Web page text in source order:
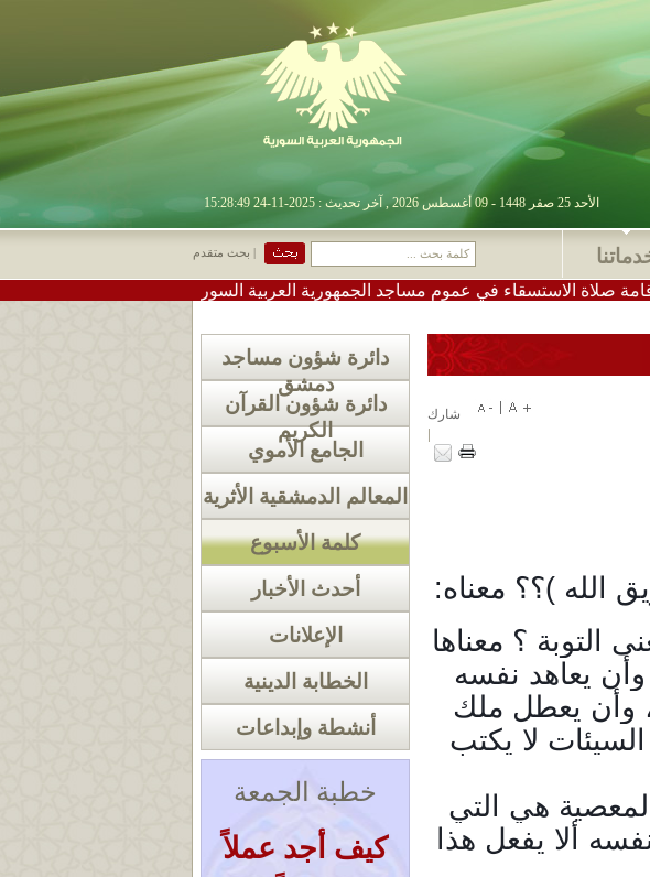
الأحد 25 صفر 1448 - 09 أغسطس 2026 , آخر تحديث : 2025-11-24 15:28:49
| بحث متقدم
• في عموم مساجد الجمهورية العربية السورية
دائرة شؤون مساجد
دمشق
دائرة شؤون القرآن
الكريم
الجامع الأموي
المعالم الدمشقية الأثرية
كلمة الأسبوع
أحدث الأخبار
الإعلانات
الخطابة الدينية
أنشطة وإبداعات
خطبة الجمعة
كيف أجد عملاً
شارك
|
الله )؟؟ معناه:
التوبة ؟ معناها
يعاهد نفسه
وأن يعطل ملك
لا يكتب
هي التي
ألا يفعل هذا